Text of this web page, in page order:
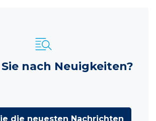
nach Neuigkeiten?
die neuesten Nachrichten